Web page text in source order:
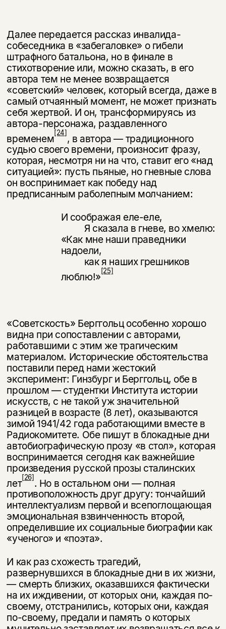
Далее передается рассказ инвалида-
собеседника в «забегаловке» о гибели
штрафного батальона, но в финале в
стихотворение или, можно сказать, в его
автора тем не менее возвращается
«советский» человек, который всегда, даже в
самый отчаянный момент, не может признать
себя жертвой. И он, транс­формируясь из
автора-персонажа, раздавленного
временем[24], в автора — тра­диционного
судью своего времени, произносит фразу,
которая, несмотря ни на что, ставит его «над
ситуацией»: пусть пьяные, но гневные слова
он вос­принимает как победу над
предписанным раболепным молчанием:
И соображая еле-еле,
Я сказала в гневе, во хмелю:
«Как мне наши праведники
надоели,
как я наших грешников
люблю!»[25]
«Советскость» Берггольц особенно хорошо
видна при сопоставлении с ав­торами,
работавшими с этим же трагическим
материалом. Исторические об­стоятельства
поставили перед нами жестокий
эксперимент: Гинзбург и Берггольц, обе в
прошлом — студентки Института истории
искусств, с не такой уж значительной
разницей в возрасте (8 лет), оказываются
зимой 1941/42 года работающими вместе в
Радиокомитете. Обе пишут в блокадные дни
автобио­графическую прозу «в стол», которая
воспринимается сегодня как важнейшие
произведения русской прозы сталинских
лет[26]. Но в остальном они — полная
противоположность друг другу: тончайший
интеллектуализм первой и всепо­глощающая
эмоциональная взвинченность второй,
определившие их соци­альные биографии как
«ученого» и «поэта».
И как раз схожесть трагедий,
развернувшихся в блокадные дни в их жиз­ни,
— смерть близких, оказавшихся фактически
на их иждивении, от которых они, каждая по-
своему, отстранились, которых они, каждая
по-своему, пре­дали и память о которых